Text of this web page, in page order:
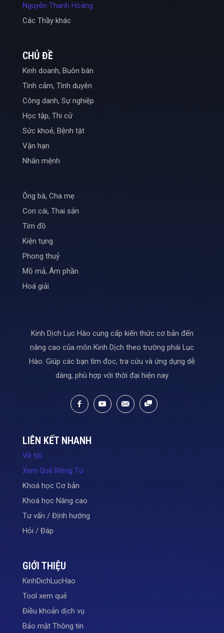
Nguyễn Thanh Hoàng
Các Thầy khác
CHỦ ĐỀ
Kinh doanh, Buôn bán
Tình cảm, Tình duyên
Công danh, Sự nghiệp
Học tập, Thi cử
Sức khoẻ, Bệnh tật
Vận hạn
Nhân mệnh
Ông bà, Cha mẹ
Con cái, Thai sản
Tìm đồ
Kiện tụng
Phong thuỷ
Mồ mả, Âm phần
Hoá giải
Kinh Dịch Lục Hào cung cấp kiến thức cơ bản đến
nâng cao của môn Kinh Dịch theo trường phái Lục
Hào. Giúp các bạn tìm đọc, tra cứu và ứng dụng dễ
dàng, phù hợp với thời đại hiện nay
LIÊN KẾT NHANH
Về tôi
Xem Quẻ Riêng Tư
Khoá học Cơ bản
Khoá học Nâng cao
Tư vấn / Định hướng
Hỏi / Đáp
GIỚI THIỆU
KinhDichLucHao
Tool xem quẻ
Điều khoản dịch vụ
Bảo mật Thông tin